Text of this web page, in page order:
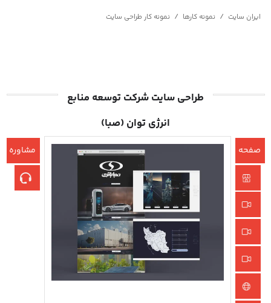
ایران سایت / نمونه کارها / نمونه کار طراحی سایت
طراحی سایت شرکت توسعه منابع
انرژی توان (صبا)
صفحه
اصلی
مشاوره